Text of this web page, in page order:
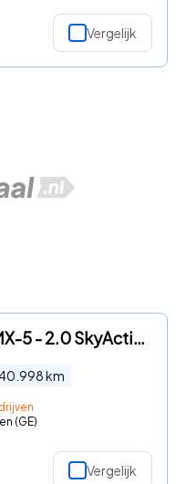
Vergelijk
Mazda MX-5 - 2.0 SkyActiv-G 160 GT-M | Stoelverwarming | Apple Carplay |
km
(GE)
Vergelijk